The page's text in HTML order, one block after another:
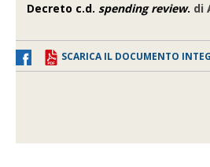
Decreto c.d.spending review. di
SCARICA IL DOCUMENTO